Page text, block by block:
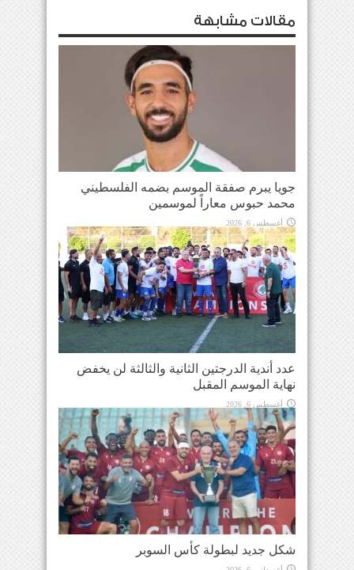
مقالات مشابهة
جويا يبرم صفقة الموسم بضمه الفلسطيني
محمد حبوس معاراً لموسمين
أغسطس 6, 2026
عدد أندية الدرجتين الثانية والثالثة لن يخفض
نهاية الموسم المقبل
أغسطس 6, 2026
شكل جديد لبطولة كأس السوبر